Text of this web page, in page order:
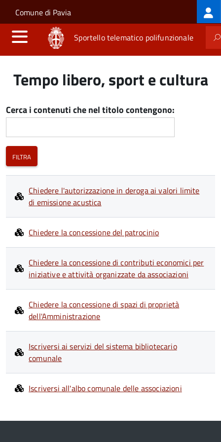
Salta al contenuto principale
Skip to site navigation
Comune di Pavia
Sportello telematico polifunzionale
Tempo libero, sport e cultura
Cerca i contenuti che nel titolo contengono:
Chiedere l'autorizzazione in deroga ai valori limite
di emissione acustica
Chiedere la concessione del patrocinio
Chiedere la concessione di contributi economici per
iniziative e attività organizzate da associazioni
Chiedere la concessione di spazi di proprietà
dell'Amministrazione
Iscriversi ai servizi del sistema bibliotecario
comunale
Iscriversi all'albo comunale delle associazioni